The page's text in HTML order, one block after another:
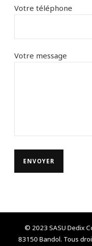
Votre téléphone
Votre message
© 2023 SASU Dedix
83150 Bandol. Tous